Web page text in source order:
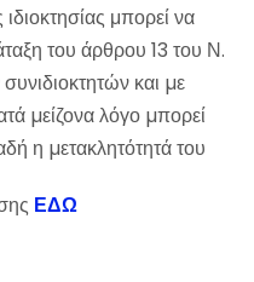
μπορεί να
του άρθρου 13 του Ν.
και µε
µείζονα λόγο µπορεί
η µετακλητότητά του
ΕΔΩ